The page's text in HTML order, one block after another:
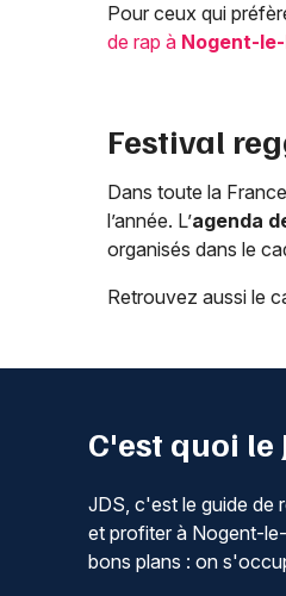
Pour ceux qui
de rap à Nogent-
Festival
Dans toute la
l’année. L’agenda
organisés dans le
Retrouvez aussi le
C'est quoi le
JDS, c'est le guide de
et profiter à Nogent-
bons plans : on